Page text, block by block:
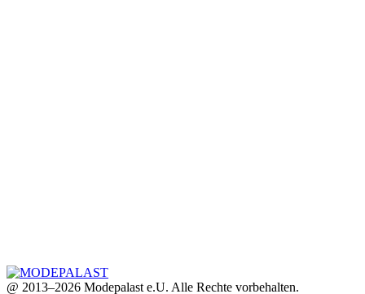
@ 2013–2026 Modepalast e.U. Alle Rechte vorbehalten.